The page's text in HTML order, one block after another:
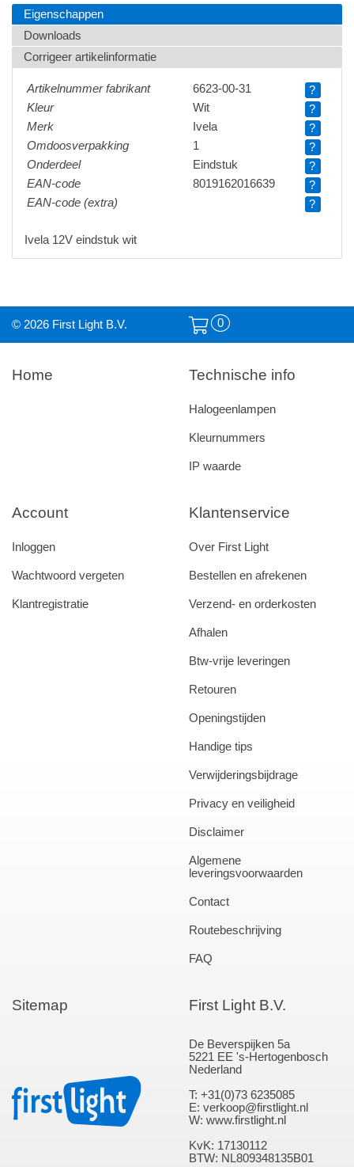
Eigenschappen
Downloads
Corrigeer artikelinformatie
Artikelnummer fabrikant 6623-00-31
?
Kleur
Wit
?
Merk
Ivela
?
Omdoosverpakking
1
?
Onderdeel
Eindstuk
?
EAN-code
8019162016639
?
EAN-code (extra)
?
Ivela 12V eindstuk wit
© 2026 First Light B.V. 0
Home
Klantenservice
Over First Light
Bestellen en afrekenen
Verzend- en orderkosten
Afhalen
Btw-vrije leveringen
Retouren
Openingstijden
Handige tips
Verwijderingsbijdrage
Privacy en veiligheid
Disclaimer
Algemene
leveringsvoorwaarden
Contact
Routebeschrijving
FAQ
Account
Inloggen
Wachtwoord vergeten
Klantregistratie
Technische info
Halogeenlampen
Kleurnummers
IP waarde
Sitemap First Light B.V.
De Beverspijken 5a
5221 EE 's-Hertogenbosch
Nederland
T: +31(0)73 6235085
E: verkoop@firstlight.nl
W: www.firstlight.nl
KvK: 17130112
BTW: NL809348135B01